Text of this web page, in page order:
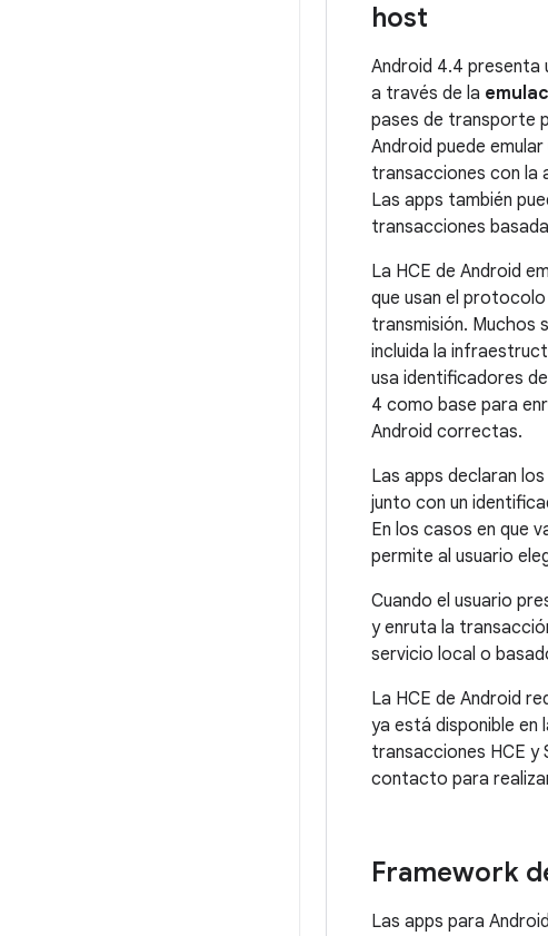
host
Android 4.4 presenta
a través de la
pases de transporte
Android puede
transacciones con la
Las apps también
transacciones
La HCE de Android
que usan el
transmisión. Muchos
incluida la
usa identificadores
4 como base para
Android correctas.
Las apps declaran
junto con un
En los casos en que
permite al usuario
Cuando el usuario
y enruta la
servicio local o
La HCE de Android
ya está disponible en
transacciones HCE y
contacto para
Framework
Las apps para